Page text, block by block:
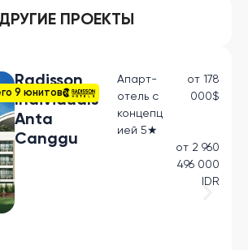
ДРУГИЕ ПРОЕКТЫ
9 юнитовㅤ
Radisson
Individuals
Anta
Canggu
Апарт-
отель с
концепц
ией 5★
от 178
000$
от 2 960
496 000
IDR